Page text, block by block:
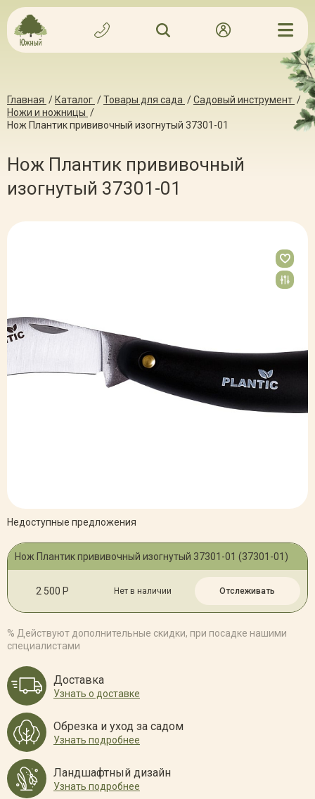
Главная / Каталог /Товары для сада /Садовый инструмент /
Ножи и ножницы /
Нож Плантик прививочный изогнутый 37301-01
Нож Плантик прививочный
изогнутый 37301-01
Недоступные предложения
Нож Плантик прививочный изогнутый 37301-01 (37301-01)
2 500 Р Нет в наличии Отслеживать
% Действуют дополнительные скидки, при посадке нашими
специалистами
Доставка
Узнать о доставке
Обрезка и уход за садом
Узнать подробнее
Ландшафтный дизайн
Узнать подробнее